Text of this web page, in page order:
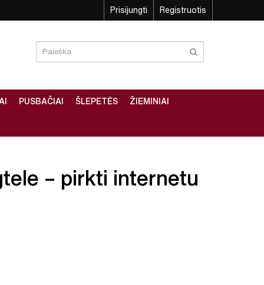
Prisijungti Registruotis
PUSBAČIAI ŠLEPETĖS ŽIEMINIAI
– pirkti internetu